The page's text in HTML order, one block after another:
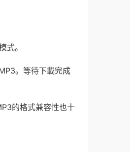
式。
。等待下載完成
的格式兼容性也十